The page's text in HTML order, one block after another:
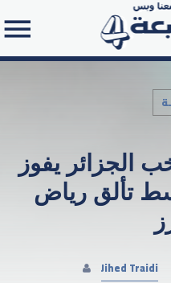
Search
الجزائر يفوز
تألق رياض
Jihed Traidi